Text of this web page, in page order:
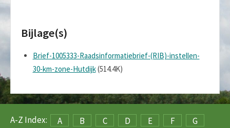
Bijlage(s)
Brief-1005333-Raadsinformatiebrief-(RIB)-instellen-
30-km-zone-Hutdijk(514.4K)
A-Z Index: A B C D E F
G